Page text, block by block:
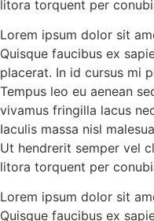
litora torquent per
Lorem ipsum dolor sit
Quisque faucibus ex
placerat. In id cursus mi
Tempus leo eu aenean
vivamus fringilla lacus
Iaculis massa nisl
Ut hendrerit semper vel
litora torquent per
Lorem ipsum dolor sit
Quisque faucibus ex